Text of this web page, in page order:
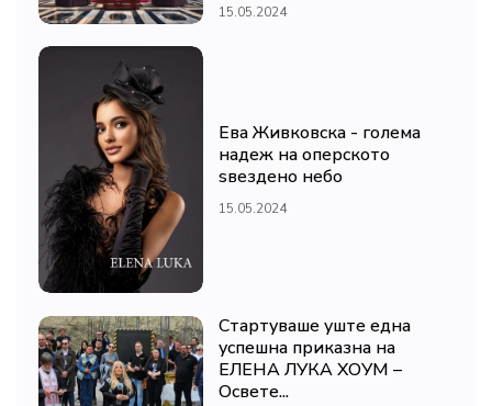
15.05.2024
Ева Живковска - голема
надеж на оперското
ѕвездено небо
15.05.2024
Стартуваше уште една
успешна приказна на
ЕЛЕНА ЛУКА ХОУМ –
Освете...